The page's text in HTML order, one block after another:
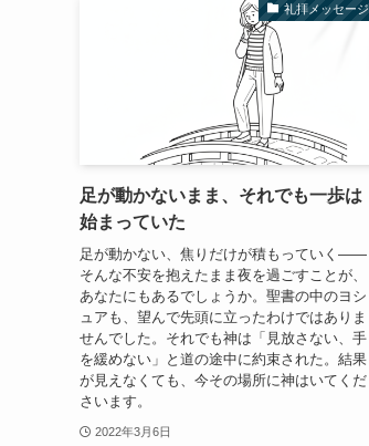
礼拝メッセージ
足が動かないまま、それでも一歩は
始まっていた
足が動かない、焦りだけが積もっていく——
そんな不安を抱えたまま夜を過ごすことが、
あなたにもあるでしょうか。聖書の中のヨシ
ュアも、望んで先頭に立ったわけではありま
せんでした。それでも神は「見放さない、手
を緩めない」と道の途中に約束された。結果
が見えなくても、今その場所に神はいてくだ
さいます。
2022年3月6日